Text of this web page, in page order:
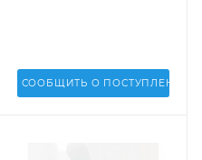
СООБЩИТЬ О ПОСТУПЛЕНИИ